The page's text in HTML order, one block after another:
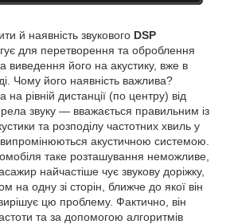
й наявність звукового DSP
для перетворення та оброблення
виведення його на акустику, вже в
Чому його наявність важлива?
рівній дистанції (по центру) від
звуку — вважається правильним із
та розподілу частотних хвиль у
акустичною системою.
таке розташування неможливе,
найчастіше чує звукову доріжку,
на одну зі сторін, ближче до якої він
цю проблему. Фактично, він
та за допомогою алгоритмів